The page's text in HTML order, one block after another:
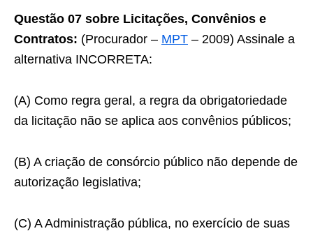
Questão 07 sobre Licitações, Convênios e
Contratos: (Procurador – MPT – 2009) Assinale a
alternativa INCORRETA:
(A) Como regra geral, a regra da obrigatoriedade
da licitação não se aplica aos convênios públicos;
(B) A criação de consórcio público não depende de
autorização legislativa;
(C) A Administração pública, no exercício de suas